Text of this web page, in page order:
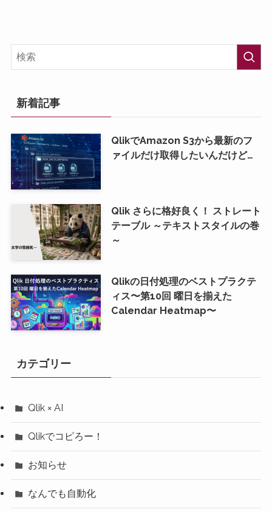
新着記事
QlikでAmazon S3から最新のフ
ァイルだけ取得したいんだけど…
Qlik さらに格好良く！ ストレート
テーブル ～テキストスタイルの巻
～
Qlikの日付処理のベストプラクテ
ィス〜第10回 曜日を揃えた
Calendar Heatmap〜
カテゴリー
Qlik × AI
Qlikでコピろー！
お知らせ
なんでも自動化